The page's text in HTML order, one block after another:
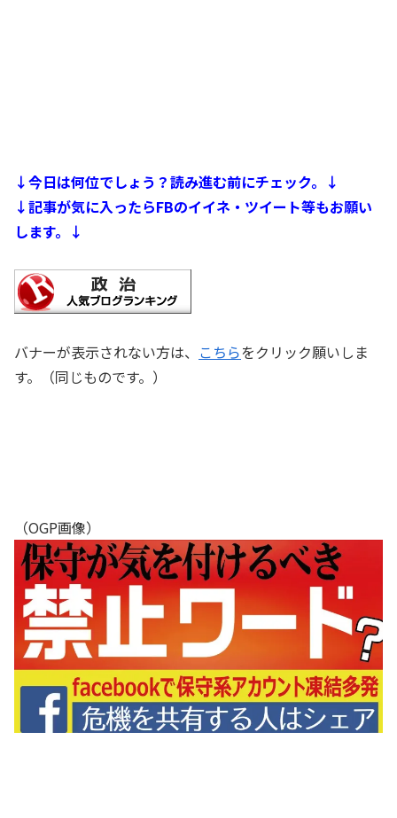
↓今日は何位でしょう？読み進む前にチェック。↓
↓記事が気に入ったらFBのイイネ・ツイート等もお願い
します。↓
バナーが表示されない方は、 こちらをクリック願いしま
す。（同じものです。）
（OGP画像）